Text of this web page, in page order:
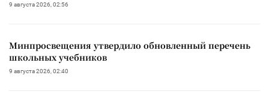
9 августа 2026, 02:56
Минпросвещения утвердило обновленный перечень
школьных учебников
9 августа 2026, 02:40